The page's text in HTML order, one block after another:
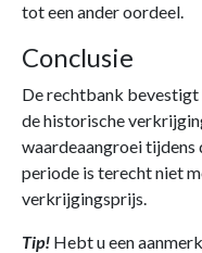
tot een ander oordeel.
Conclusie
De rechtbank bevestigt
de historische
waardeaangroei
periode is terecht niet
verkrijgingsprijs.
Tip! Hebt u een